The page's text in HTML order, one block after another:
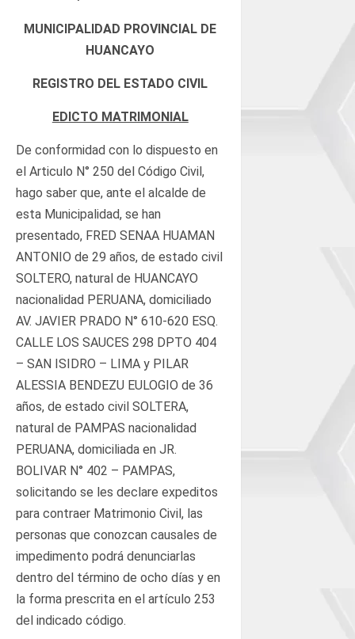
MUNICIPALIDAD PROVINCIAL DE
HUANCAYO
REGISTRO DEL ESTADO CIVIL
EDICTO MATRIMONIAL
De conformidad con lo dispuesto en
el Articulo N° 250 del Código Civil,
hago saber que, ante el alcalde de
esta Municipalidad, se han
presentado, FRED SENAA HUAMAN
ANTONIO de 29 años, de estado civil
SOLTERO, natural de HUANCAYO
nacionalidad PERUANA, domiciliado
AV. JAVIER PRADO N° 610-620 ESQ.
CALLE LOS SAUCES 298 DPTO 404
– SAN ISIDRO – LIMA y PILAR
ALESSIA BENDEZU EULOGIO de 36
años, de estado civil SOLTERA,
natural de PAMPAS nacionalidad
PERUANA, domiciliada en JR.
BOLIVAR N° 402 – PAMPAS,
solicitando se les declare expeditos
para contraer Matrimonio Civil, las
personas que conozcan causales de
impedimento podrá denunciarlas
dentro del término de ocho días y en
la forma prescrita en el artículo 253
del indicado código.